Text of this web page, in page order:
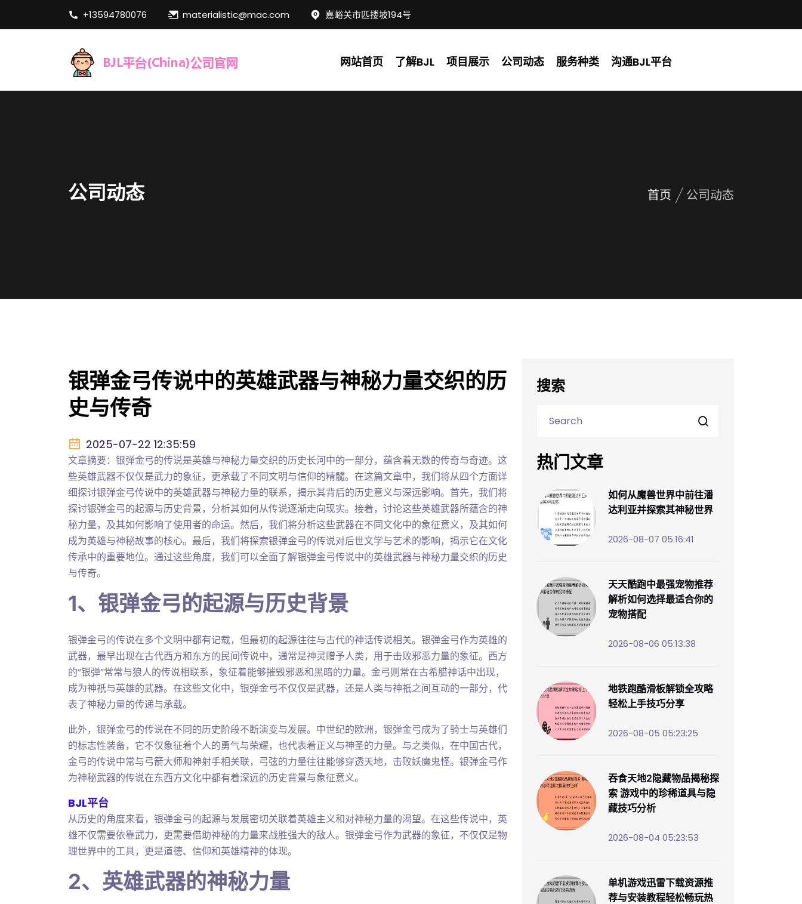
+13594780076 materialistic@mac.com 嘉峪关市匹搂坡194号
网站首页 了解BJL 项目展示 公司动态 服务种类 沟通BJL平台
公司动态 首页 公司动态
银弹金弓传说中的英雄武器与神秘力量交织的历
史与传奇
2025-07-22 12:35:59
文章摘要：银弹金弓的传说是英雄与神秘力量交织的历史长河中的一部分，蕴含着无数的传奇与奇迹。这
些英雄武器不仅仅是武力的象征，更承载了不同文明与信仰的精髓。在这篇文章中，我们将从四个方面详
细探讨银弹金弓传说中的英雄武器与神秘力量的联系，揭示其背后的历史意义与深远影响。首先，我们将
探讨银弹金弓的起源与历史背景，分析其如何从传说逐渐走向现实。接着，讨论这些英雄武器所蕴含的神
秘力量，及其如何影响了使用者的命运。然后，我们将分析这些武器在不同文化中的象征意义，及其如何
成为英雄与神秘故事的核心。最后，我们将探索银弹金弓的传说对后世文学与艺术的影响，揭示它在文化
传承中的重要地位。通过这些角度，我们可以全面了解银弹金弓传说中的英雄武器与神秘力量交织的历史
与传奇。
1、银弹金弓的起源与历史背景
银弹金弓的传说在多个文明中都有记载，但最初的起源往往与古代的神话传说相关。银弹金弓作为英雄的
武器，最早出现在古代西方和东方的民间传说中，通常是神灵赠予人类，用于击败邪恶力量的象征。西方
的“银弹”常常与狼人的传说相联系，象征着能够摧毁邪恶和黑暗的力量。金弓则常在古希腊神话中出现，
成为神祇与英雄的武器。在这些文化中，银弹金弓不仅仅是武器，还是人类与神祇之间互动的一部分，代
表了神秘力量的传递与承载。
此外，银弹金弓的传说在不同的历史阶段不断演变与发展。中世纪的欧洲，银弹金弓成为了骑士与英雄们
的标志性装备，它不仅象征着个人的勇气与荣耀，也代表着正义与神圣的力量。与之类似，在中国古代，
金弓的传说中常与弓箭大师和神射手相关联，弓弦的力量往往能够穿透天地，击败妖魔鬼怪。银弹金弓作
为神秘武器的传说在东西方文化中都有着深远的历史背景与象征意义。
BJL平台
从历史的角度来看，银弹金弓的起源与发展密切关联着英雄主义和对神秘力量的渴望。在这些传说中，英
雄不仅需要依靠武力，更需要借助神秘的力量来战胜强大的敌人。银弹金弓作为武器的象征，不仅仅是物
理世界中的工具，更是道德、信仰和英雄精神的体现。
2、英雄武器的神秘力量
搜索
热门文章
如何从魔兽世界中前往潘
达利亚并探索其神秘世界
2026-08-07 05:16:41
天天酷跑中最强宠物推荐
解析如何选择最适合你的
宠物搭配
2026-08-06 05:13:38
地铁跑酷滑板解锁全攻略
轻松上手技巧分享
2026-08-05 05:23:25
吞食天地2隐藏物品揭秘探
索 游戏中的珍稀道具与隐
藏技巧分析
2026-08-04 05:23:53
单机游戏迅雷下载资源推
荐与安装教程轻松畅玩热